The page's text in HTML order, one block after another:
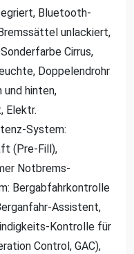
Bluetooth-
unlackiert,
Cirrus,
Doppelendrohr
und hinten,
Elektr.
System:
(Pre-Fill),
Notbrems-
Bergabfahrkontrolle
Assistent,
Kontrolle für
Control, GAC),